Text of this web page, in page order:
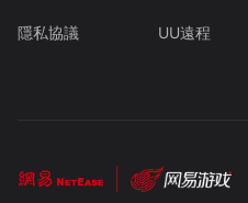
隱私協議 UU遠程